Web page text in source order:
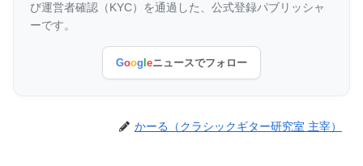
び運営者確認（KYC）を通過した、公式登録パブリッシャ
ーです。
Goog eニュースでフォロー
かーる（クラシックギター研究室 主宰）